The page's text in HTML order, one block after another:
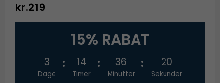
kr.219
15% RABAT
3
Dage
14
Timer
36
Minutter
20
Sekunder